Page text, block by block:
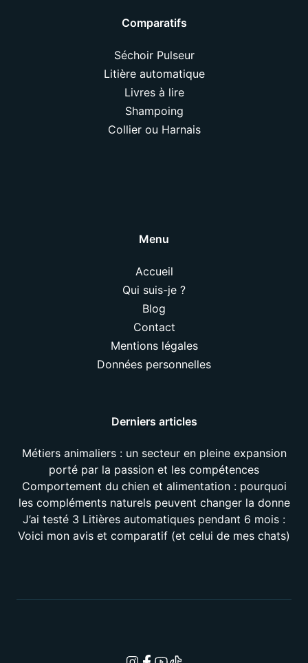
Comparatifs
Séchoir Pulseur
Litière automatique
Livres à lire
Shampoing
Collier ou Harnais
Menu
Accueil
Qui suis-je ?
Blog
Contact
Mentions légales
Données personnelles
Derniers articles
Métiers animaliers : un secteur en pleine expansion
porté par la passion et les compétences
Comportement du chien et alimentation : pourquoi
les compléments naturels peuvent changer la donne
J’ai testé 3 Litières automatiques pendant 6 mois :
Voici mon avis et comparatif (et celui de mes chats)